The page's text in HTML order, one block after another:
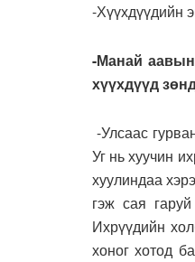
-Хүүхдүүдийн
-Манай аавын
хүүхдүүд
-Улсаас
Уг нь хуучин
хуулиндаа
гэж сая
Ихрүүдийн
хоног хотод